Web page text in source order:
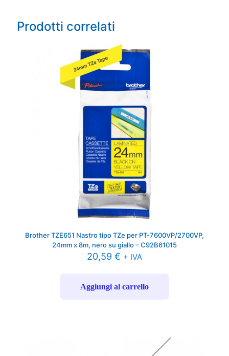
Prodotti correlati
Brother TZE651 Nastro tipo TZe per PT-7600VP/2700VP,
24mm x 8m, nero su giallo – C92B61015
20,59 € + IVA
Aggiungi al carrello